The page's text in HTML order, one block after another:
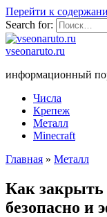
Перейти к
Search for:
vseonaruto.ru
информационный
Числа
Крепеж
Металл
Minecraft
Главная » Металл
Как закрыть
безопасно и